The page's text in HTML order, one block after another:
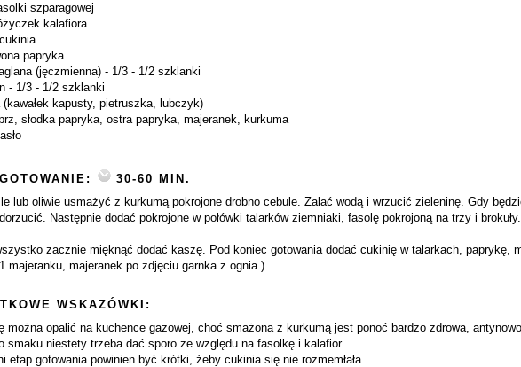
szparagowej
kalafiora
papryka
(jęczmienna) - 1/3 - 1/2 szklanki
- 1/3 - 1/2 szklanki
(kawałek kapusty, pietruszka, lubczyk)
słodka papryka, ostra papryka, majeranek, kurkuma
30-60 MIN.
lub oliwie usmażyć z kurkumą pokrojone drobno cebule. Zalać wodą i wrzucić zieleninę. Gdy
Następnie dodać pokrojone w połówki talarków ziemniaki, fasolę pokrojoną na trzy i brokuły.
zacznie mięknąć dodać kaszę. Pod koniec gotowania dodać cukinię w talarkach, paprykę,
majeranku, majeranek po zdjęciu garnka z ognia.)
WSKAZÓWKI:
można opalić na kuchence gazowej, choć smażona z kurkumą jest ponoć bardzo zdrowa,
smaku niestety trzeba dać sporo ze względu na fasolkę i kalafior.
etap gotowania powinien być krótki, żeby cukinia się nie rozmemłała.